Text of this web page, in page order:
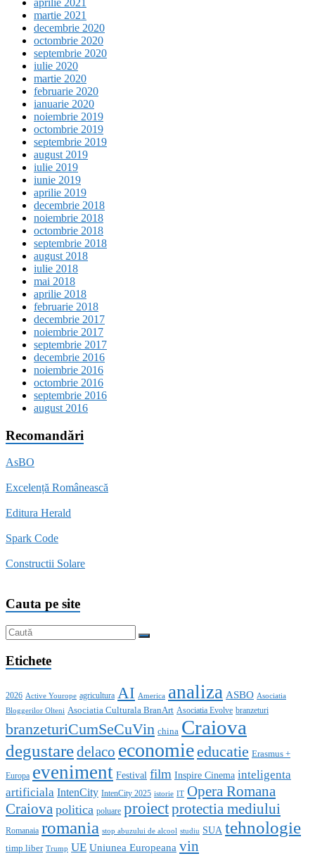
aprilie 2021
martie 2021
decembrie 2020
octombrie 2020
septembrie 2020
iulie 2020
martie 2020
februarie 2020
ianuarie 2020
noiembrie 2019
octombrie 2019
septembrie 2019
august 2019
iulie 2019
iunie 2019
aprilie 2019
decembrie 2018
noiembrie 2018
octombrie 2018
septembrie 2018
august 2018
iulie 2018
mai 2018
aprilie 2018
februarie 2018
decembrie 2017
noiembrie 2017
septembrie 2017
decembrie 2016
noiembrie 2016
octombrie 2016
septembrie 2016
august 2016
Recomandări
AsBO
Excelență Românească
Editura Herald
Spark Code
Constructii Solare
Cauta pe site
Etichete
2026 Active Yourope agricultura AI America analiza ASBO Asociatia
Bloggerilor Olteni Asociatia Culturala BranArt Asociatia Evolve branzeturi
branzeturiCumSeCuVin china Craiova
degustaredelaco economieeducatie Erasmus +
Europa eveniment Festival film Inspire Cinema inteligenta
artificiala IntenCity IntenCity 2025 istorie IT Opera Romana
Craiova politica poluare proiectprotectia mediului
Romanaia romania stop abuzului de alcool studiu SUA tehnologie
timp liber Trump UE Uniunea Europeana vin